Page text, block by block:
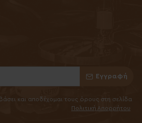
Εγγραφή
και αποδέχομαι τους όρους στη σελίδα
Πολιτική Απορρήτου